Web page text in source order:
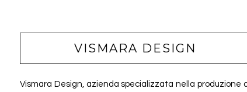
o
o
dI
n
vi
di
VISMARA DESIGN
Vismara Design, azienda specializzata nella produzione